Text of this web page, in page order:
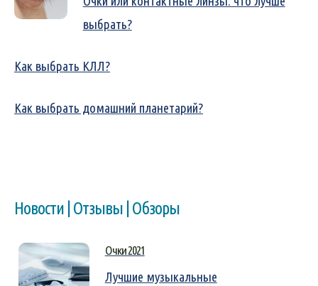
выбрать?
Как выбрать КЛЛ?
Как выбрать домашний планетарий?
Новости | Отзывы | Обзоры
Очки 2021
Лучшие музыкальные